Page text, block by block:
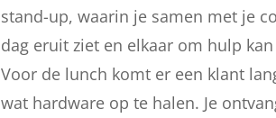
stand-up, waarin je samen met je
dag eruit ziet en elkaar om hulp
Voor de lunch komt er een klant
wat hardware op te halen. Je